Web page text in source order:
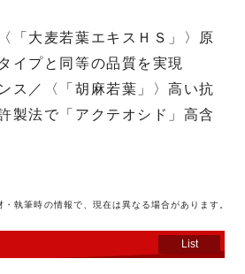
「大麦若葉エキスＨＳ」〉原
イプと同等の品質を実現
ス／〈「胡麻若葉」〉高い抗
製法で「アクテオシド」高含
・執筆時の情報で、現在は異なる場合があります。
List